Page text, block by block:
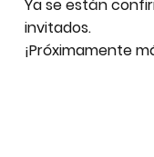
Ya se están
invitados.
¡Próximamente